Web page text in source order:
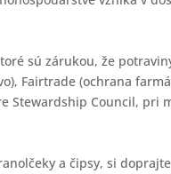
sú zárukou, že
Fairtrade (ochrana
Stewardship Council, pri
a čipsy, si